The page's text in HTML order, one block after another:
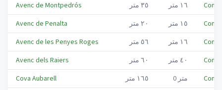
Avenc de Montpedrós
٣٥ متر ١٦ متر
Avenc de Penalta
٢٠ متر ١٥ متر
Avenc de les Penyes Roges
٥٦ متر ١٦ متر
Avenc dels Raiers
٦٠ متر ٤٠ متر
Cova Aubarell
١٦٥ متر 0 متر